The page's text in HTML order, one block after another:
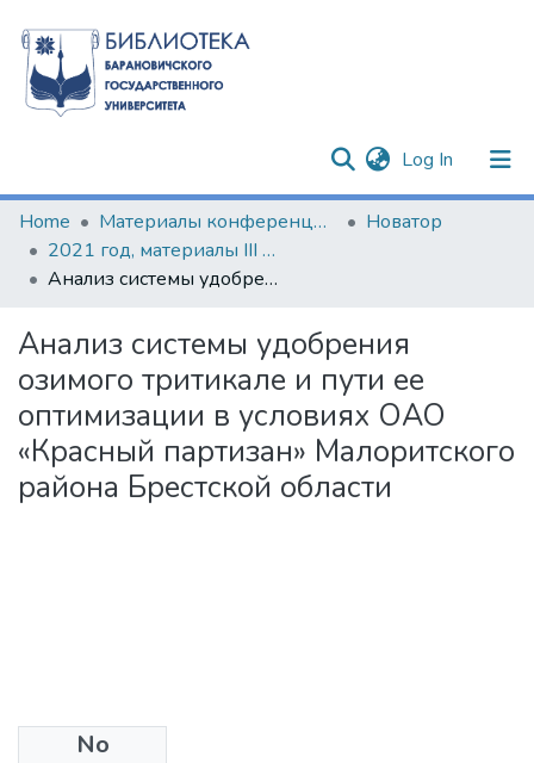
Log In (current)
Communities & Collections
All of DSpace
Home Материалы конференций и семинаров
Новатор
2021 год, материалы III Барановичского научно-образовательного форума
Анализ системы удобрения озимого тритикале и пути ее оптимизации в условиях ОАО «Красный партизан» Малоритского района Брестской области
Анализ системы удобрения
озимого тритикале и пути ее
оптимизации в условиях ОАО
«Красный партизан» Малоритского
района Брестской области
No